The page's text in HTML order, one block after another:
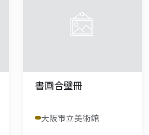
書画合璧冊
大阪市立美術館